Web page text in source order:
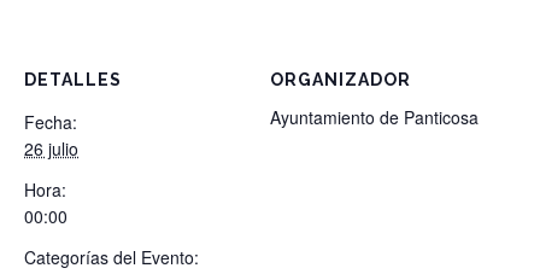
DETALLES
Fecha:
26 julio
Hora:
00:00
Categorías del Evento:
ORGANIZADOR
Ayuntamiento de Panticosa